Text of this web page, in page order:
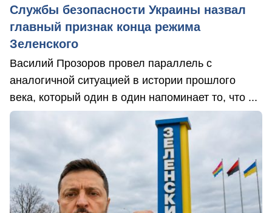
Службы безопасности Украины назвал
главный признак конца режима
Зеленского
Василий Прозоров провел параллель с
аналогичной ситуацией в истории прошлого
века, который один в один напоминает то, что ...